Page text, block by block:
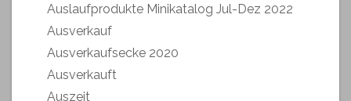
Auslaufprodukte Minikatalog Jul-Dez 2022
Ausverkauf
Ausverkaufsecke 2020
Ausverkauft
Auszeit